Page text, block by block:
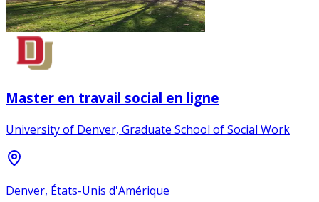
Master en travail social en ligne
University of Denver, Graduate School of Social Work
Denver, États-Unis d'Amérique